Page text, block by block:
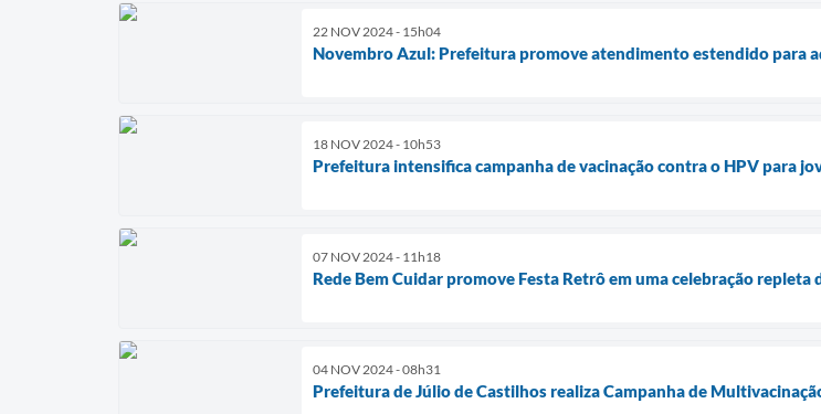
22 NOV 2024 - 15h04
Novembro Azul: Prefeitura promove atendimento estendido para
18 NOV 2024 - 10h53
Prefeitura intensifica campanha de vacinação contra o HPV para
07 NOV 2024 - 11h18
Rede Bem Cuidar promove Festa Retrô em uma celebração repleta
04 NOV 2024 - 08h31
Prefeitura de Júlio de Castilhos realiza Campanha de